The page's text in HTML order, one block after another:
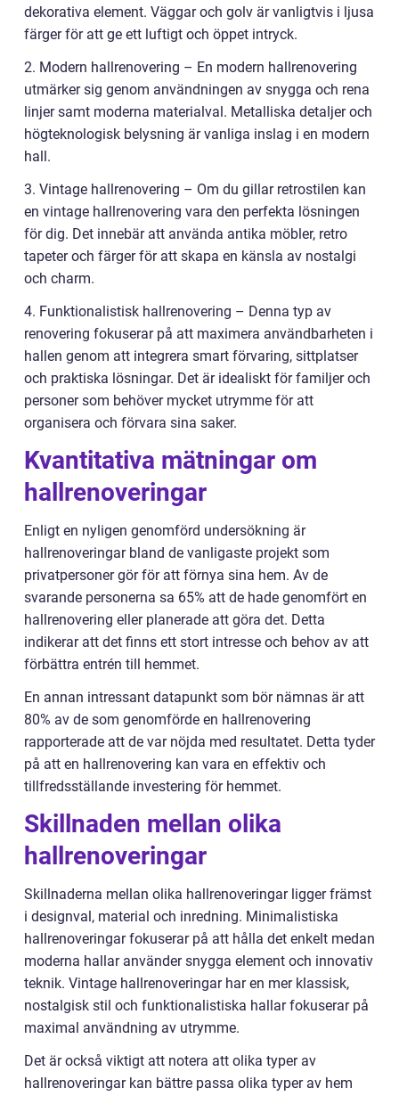
dekorativa element. Väggar och golv är vanligtvis i ljusa
färger för att ge ett luftigt och öppet intryck.
2. Modern hallrenovering – En modern hallrenovering
utmärker sig genom användningen av snygga och rena
linjer samt moderna materialval. Metalliska detaljer och
högteknologisk belysning är vanliga inslag i en modern
hall.
3. Vintage hallrenovering – Om du gillar retrostilen kan
en vintage hallrenovering vara den perfekta lösningen
för dig. Det innebär att använda antika möbler, retro
tapeter och färger för att skapa en känsla av nostalgi
och charm.
4. Funktionalistisk hallrenovering – Denna typ av
renovering fokuserar på att maximera användbarheten i
hallen genom att integrera smart förvaring, sittplatser
och praktiska lösningar. Det är idealiskt för familjer och
personer som behöver mycket utrymme för att
organisera och förvara sina saker.
Kvantitativa mätningar om
hallrenoveringar
Enligt en nyligen genomförd undersökning är
hallrenoveringar bland de vanligaste projekt som
privatpersoner gör för att förnya sina hem. Av de
svarande personerna sa 65% att de hade genomfört en
hallrenovering eller planerade att göra det. Detta
indikerar att det finns ett stort intresse och behov av att
förbättra entrén till hemmet.
En annan intressant datapunkt som bör nämnas är att
80% av de som genomförde en hallrenovering
rapporterade att de var nöjda med resultatet. Detta tyder
på att en hallrenovering kan vara en effektiv och
tillfredsställande investering för hemmet.
Skillnaden mellan olika
hallrenoveringar
Skillnaderna mellan olika hallrenoveringar ligger främst
i designval, material och inredning. Minimalistiska
hallrenoveringar fokuserar på att hålla det enkelt medan
moderna hallar använder snygga element och innovativ
teknik. Vintage hallrenoveringar har en mer klassisk,
nostalgisk stil och funktionalistiska hallar fokuserar på
maximal användning av utrymme.
Det är också viktigt att notera att olika typer av
hallrenoveringar kan bättre passa olika typer av hem